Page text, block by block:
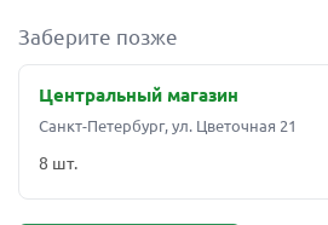
Заберите позже
Центральный магазин
Санкт-Петербург, ул. Цветочная 21
8 шт.